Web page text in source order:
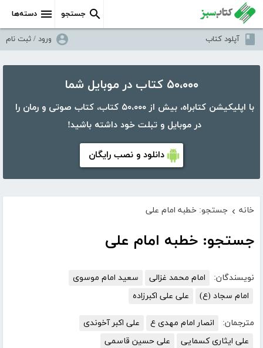
دسته‌ها جستجو
آپلود کتاب ورود / ثبت نام
۵۰،۰۰۰ کتاب در موبایل شما
با اپلیکیشن کتابراه، بیش از ۵۰،۰۰۰ کتاب، کتاب صوتی و رمان را
در موبایل و تبلت خود داشته باشید!
دانلود و نصب رایگان
خانه › جستجو: خطبه امام علی
جستجو: خطبه امام علی
نویسندگان: امام محمد غزالی
سعید امام موسوی
امام سجاد (ع)
علی علی اکبرزاده
مترجمان: انصار امام مهدی ع
علی اکبر آخوندی
علی ایثاری کسمایی
علی حسین قاسمی